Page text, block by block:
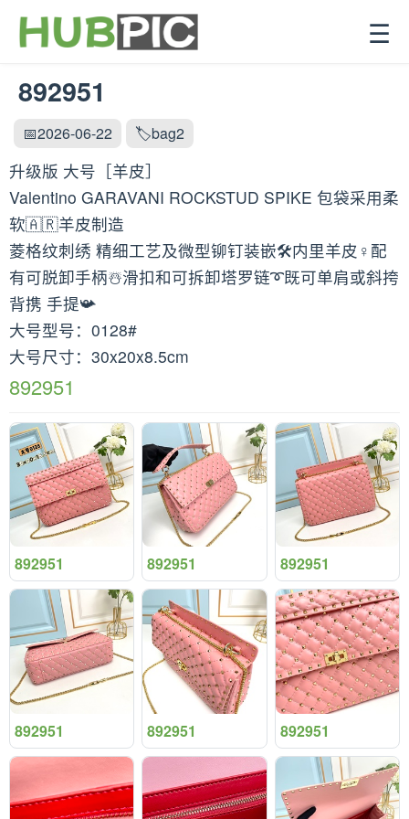
☰
892951
📅2026-06-22 🏷️bag2
升级版 大号［羊皮］
Valentino GARAVANI ROCKSTUD SPIKE 包袋采用柔
软🇦🇷羊皮制造
菱格纹刺绣 精细工艺及微型铆钉装嵌🛠内里羊皮♀️配
有可脱卸手柄☃️滑扣和可拆卸塔罗链➰既可单肩或斜挎
背携 手提📯
大号型号：0128#
大号尺寸：30x20x8.5cm
892951
892951 892951 892951
892951 892951 892951